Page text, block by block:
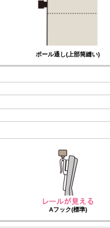
ポール通し(上部筒縫い)
Aフック(標準)